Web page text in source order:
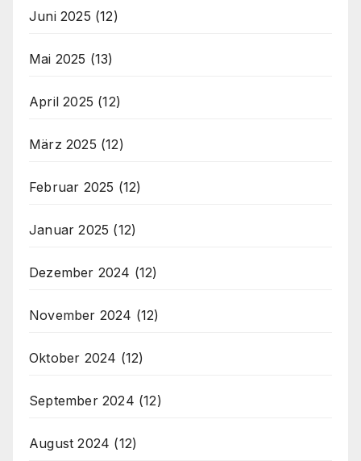
Juni 2025 (12)
Mai 2025 (13)
April 2025 (12)
März 2025 (12)
Februar 2025 (12)
Januar 2025 (12)
Dezember 2024 (12)
November 2024 (12)
Oktober 2024 (12)
September 2024 (12)
August 2024 (12)